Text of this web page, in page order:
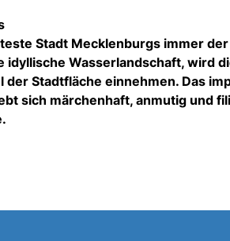
Stadt Mecklenburgs immer der
Wasserlandschaft, wird
Stadtfläche einnehmen. Das
sich märchenhaft, anmutig und